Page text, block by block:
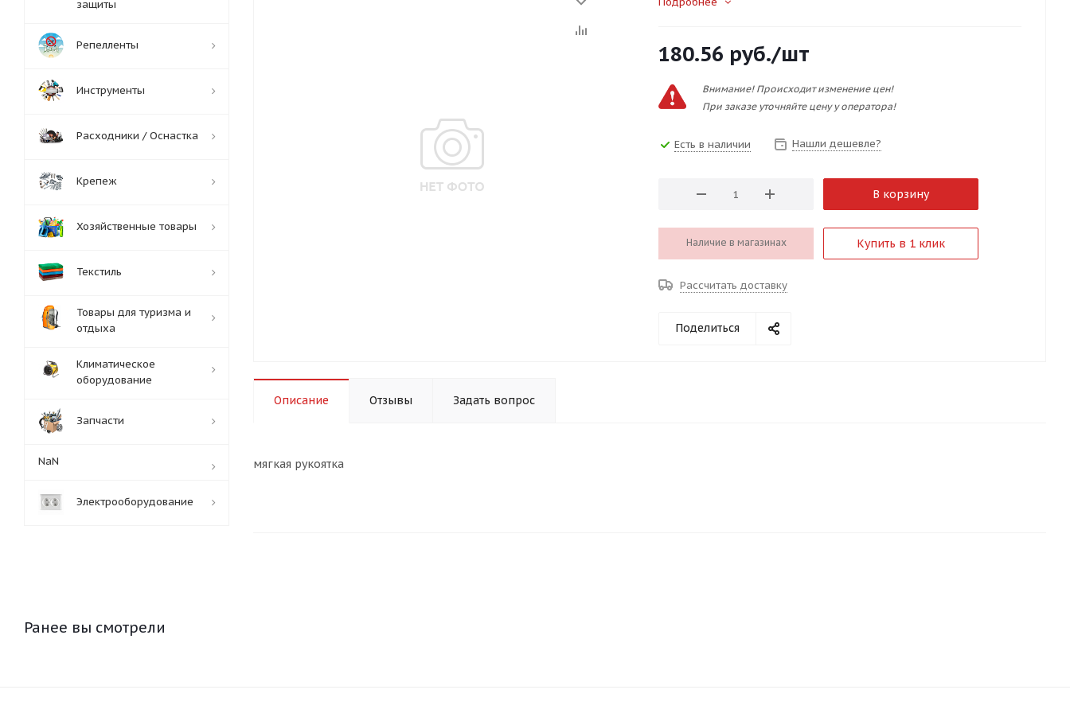
180.56 руб./шт
Внимание! Происходит изменение цен!
При заказе уточняйте цену у оператора!
Есть в наличии Нашли дешевле?
В корзину
Наличие в магазинах Купить в 1 клик
Рассчитать доставку
Поделиться
Описание Отзывы Задать вопрос
мягкая рукоятка
защиты
Репелленты
Инструменты
Расходники / Оснастка
Крепеж
Хозяйственные товары
Текстиль
Товары для туризма и
отдыха
Климатическое
оборудование
Запчасти
NaN
Электрооборудование
Ранее вы смотрели